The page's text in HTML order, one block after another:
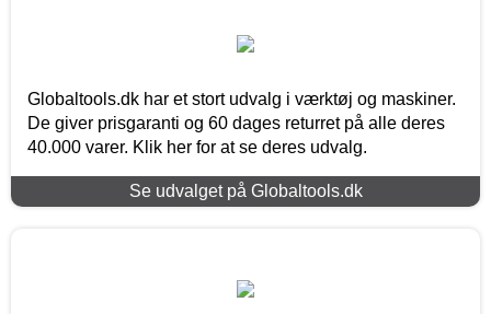
Globaltools.dk har et stort udvalg i værktøj og maskiner.
De giver prisgaranti og 60 dages returret på alle deres
40.000 varer. Klik her for at se deres udvalg.
Se udvalget på Globaltools.dk